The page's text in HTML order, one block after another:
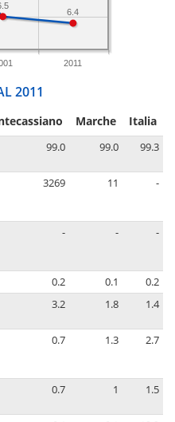
2011
6.4
2011
Marche Italia
99.0 99.0 99.3
3269 11 -
- - -
0.2 0.1
0.2
3.2 1.8 1.4
0.7 1.3 2.7
0.7 1 1.5